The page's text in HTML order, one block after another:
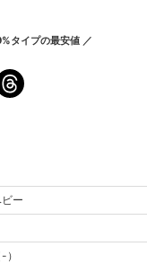
タイプの最安値 ／
ー
- ）